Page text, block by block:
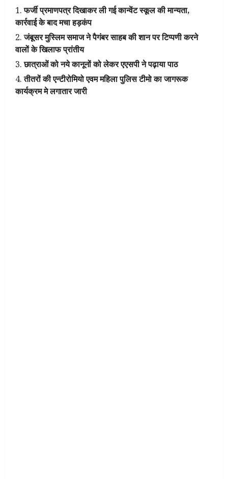
फर्जी प्रमाणपत्र दिखाकर ली गई कान्वेंट स्कूल की मान्यता,
कार्रवाई के बाद मचा हड़कंप
जंबूसर मुस्लिम समाज ने पैगंबर साहब की शान पर टिप्पणी करने
वालों के खिलाफ प्रांतीय
छात्राओं को नये कानूनों को लेकर एएसपी ने पढ़ाया पाठ
तीतरों की एन्टीरोमियो एवम महिला पुलिस टीमो का जागरूक
कार्यक्रम मे लगातार जारी